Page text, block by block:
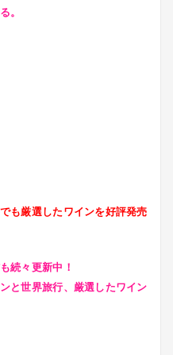
。
も厳選したワインを好評発売
続々更新中！
と世界旅行、厳選したワイン